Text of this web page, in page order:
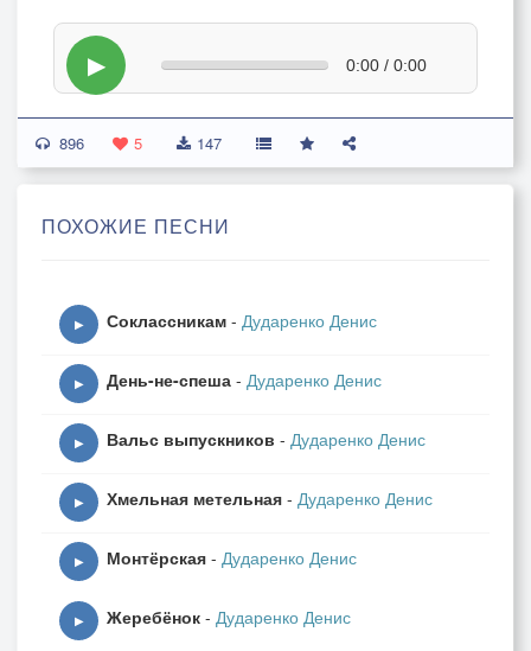
▶ 0:00 / 0:00
896 5 147
ПОХОЖИЕ ПЕСНИ
▶ Соклассникам - Дударенко Денис
▶ День-не-спеша - Дударенко Денис
▶ Вальс выпускников - Дударенко Денис
▶ Хмельная метельная - Дударенко Денис
▶ Монтёрская - Дударенко Денис
▶ Жеребёнок - Дударенко Денис